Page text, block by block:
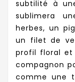
subtilité à
sublimera
herbes, un
un filet de
profil floral et
compagnon
comme une